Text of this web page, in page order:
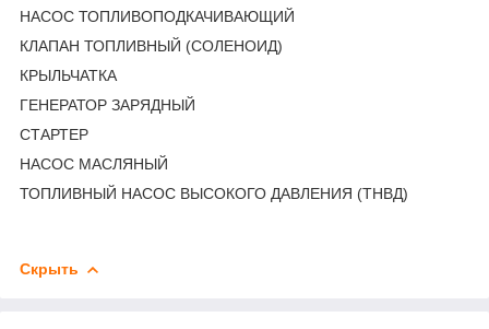
НАСОС ТОПЛИВОПОДКАЧИВАЮЩИЙ
КЛАПАН ТОПЛИВНЫЙ (СОЛЕНОИД)
КРЫЛЬЧАТКА
ГЕНЕРАТОР ЗАРЯДНЫЙ
СТАРТЕР
НАСОС МАСЛЯНЫЙ
ТОПЛИВНЫЙ НАСОС ВЫСОКОГО ДАВЛЕНИЯ (ТНВД)
Скрыть